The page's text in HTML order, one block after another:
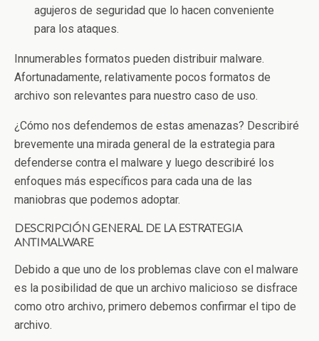
agujeros de seguridad que lo hacen conveniente
para los ataques.
Innumerables formatos pueden distribuir malware.
Afortunadamente, relativamente pocos formatos de
archivo son relevantes para nuestro caso de uso.
¿Cómo nos defendemos de estas amenazas? Describiré
brevemente una mirada general de la estrategia para
defenderse contra el malware y luego describiré los
enfoques más específicos para cada una de las
maniobras que podemos adoptar.
DESCRIPCIÓN GENERAL DE LA ESTRATEGIA
ANTIMALWARE
Debido a que uno de los problemas clave con el malware
es la posibilidad de que un archivo malicioso se disfrace
como otro archivo, primero debemos confirmar el tipo de
archivo.